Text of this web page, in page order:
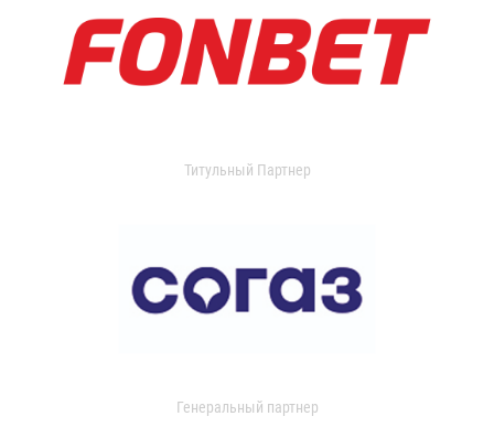
Титульный Партнер
Генеральный партнер